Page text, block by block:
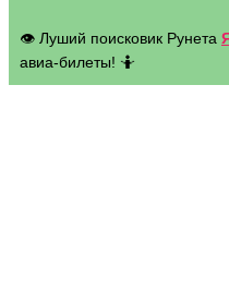
👁 Луший поисковик Рунета
авиа-билеты! 🤷